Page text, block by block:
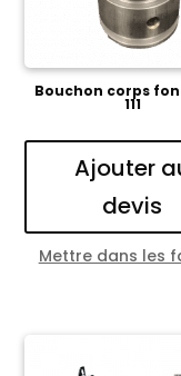
Bouchon corps
111
Ajouter
devis
Mettre dans les